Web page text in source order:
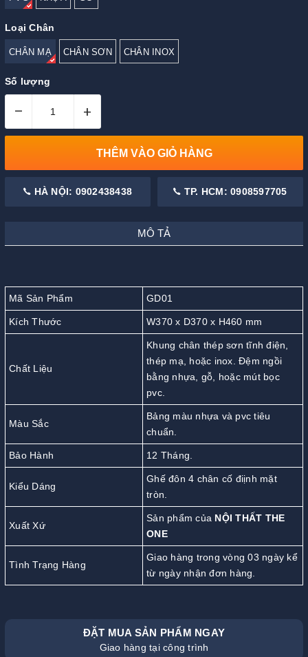
Loại Chân
CHÂN MẠ CHÂN SƠN CHÂN INOX
Số lượng
– +
THÊM VÀO GIỎ HÀNG
HÀ NỘI: 0902438438 TP. HCM: 0908597705
MÔ TẢ
Mã Sản Phẩm GD01
Kích Thước W370 x D370 x H460 mm
Chất Liệu
Khung chân thép sơn tĩnh điện,
thép mạ, hoặc inox. Đệm ngồi
bằng nhựa, gỗ, hoặc mút bọc
pvc.
Màu Sắc
Bảng màu nhựa và pvc tiêu
chuẩn.
Bảo Hành 12 Tháng.
Kiểu Dáng
Ghế đôn 4 chân cố điịnh mặt
tròn.
Xuất Xứ
Sản phẩm của NỘI THẤT THE
ONE
Tình Trạng Hàng
Giao hàng trong vòng 03 ngày kể
từ ngày nhận đơn hàng.
ĐẶT MUA SẢN PHẨM NGAY
Giao hàng tại công trình